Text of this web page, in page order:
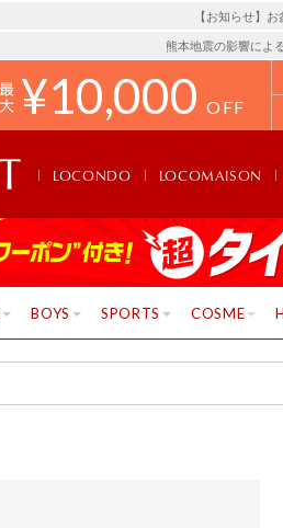
【お知らせ】
熊本地震の影響によ
¥10,000 OFF
LOCONDO LOCOMAISON
BOYS SPORTS COSME